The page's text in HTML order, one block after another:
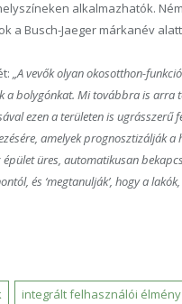
alkalmazhatók.
a Busch-Jaeger márkanév
„A vevők olyan okosotthon-
a bolygónkat. Mi továbbra is
ezen a területen is ugrásszerű
amelyek prognosztizálják a
üres, automatikusan
és ‘megtanulják’, hogy a
integrált felhasználói élmény